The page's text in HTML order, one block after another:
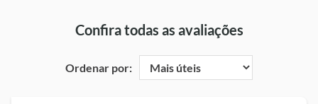
Confira todas as avaliações
Ordenar por: